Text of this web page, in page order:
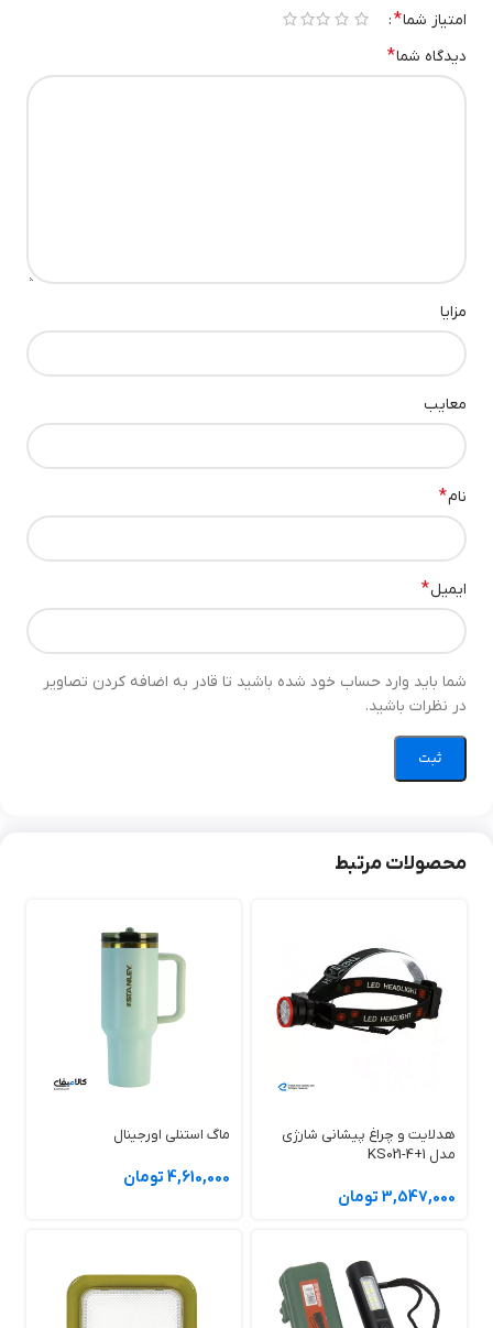
امتیاز شما* ۲ از ۵ ستاره ۳ از ۵ ستاره ۴ از ۵ ستاره ۵ از ۵ ستاره
دیدگاه شما*
مزایا
معایب
نام*
ایمیل*
شما باید وارد حساب خود شده باشید تا قادر به اضافه کردن تصاویر
در نظرات باشید.
محصولات مرتبط
هدلایت و چراغ پیشانی شارژی
مدل KS021-4+1
3,547,000 تومان
ماگ استنلی اورجینال
4,610,000 تومان